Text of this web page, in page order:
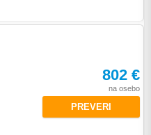
802 €
na osebo
PREVERI